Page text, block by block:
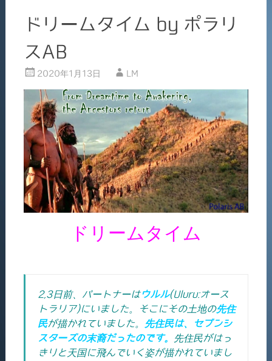
k
ドリームタイム by ポラリ
スAB
2020年1月13日 LM
ドリームタイム
2,3日前、パートナーはウルル(Uluru:オース
トラリア)にいました。そこにその土地の先住
民が描かれていました。
先住民は、セブンシ
スターズの末裔だったのです。
先住民がはっ
きりと天国に飛んでいく姿が描かれていまし